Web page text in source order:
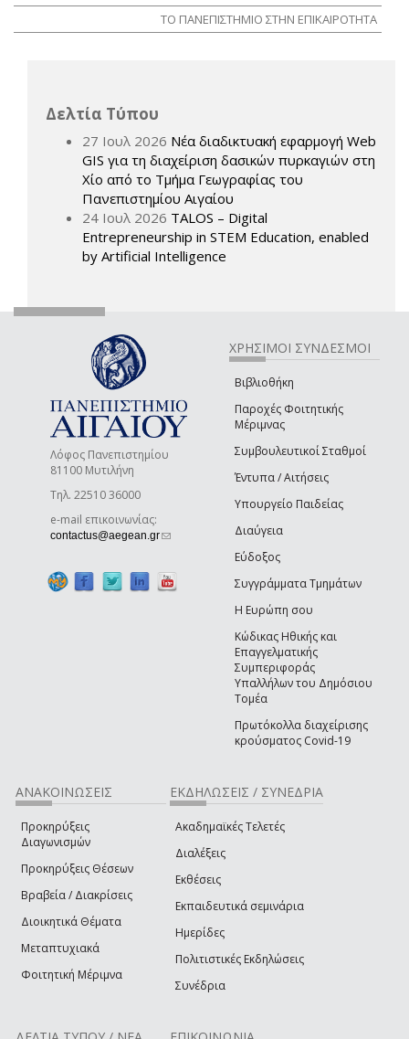
ΤΟ ΠΑΝΕΠΙΣΤΗΜΙΟ ΣΤΗΝ ΕΠΙΚΑΙΡΟΤΗΤΑ
Δελτία Τύπου
27 Ιουλ 2026 Νέα διαδικτυακή εφαρμογή Web
GIS για τη διαχείριση δασικών πυρκαγιών στη
Χίο από το Τμήμα Γεωγραφίας του
Πανεπιστημίου Αιγαίου
24 Ιουλ 2026 TALOS – Digital
Entrepreneurship in STEM Education, enabled
by Artificial Intelligence
Λόφος Πανεπιστημίου
81100 Μυτιλήνη
Τηλ. 22510 36000
e-mail επικοινωνίας:
contactus@aegean.gr(link sends e-mail)
ΧΡΗΣΙΜΟΙ ΣΥΝΔΕΣΜΟΙ
Βιβλιοθήκη
Παροχές Φοιτητικής
Μέριμνας
Συμβουλευτικοί Σταθμοί
Έντυπα / Αιτήσεις
Υπουργείο Παιδείας
Διαύγεια
Εύδοξος
Συγγράμματα Τμημάτων
Η Ευρώπη σου
Κώδικας Ηθικής και
Επαγγελματικής
Συμπεριφοράς
Υπαλλήλων του Δημόσιου
Τομέα
Πρωτόκολλα διαχείρισης
κρούσματος Covid-19
ΑΝΑΚΟΙΝΩΣΕΙΣ
Προκηρύξεις
Διαγωνισμών
Προκηρύξεις Θέσεων
Βραβεία / Διακρίσεις
Διοικητικά Θέματα
Μεταπτυχιακά
Φοιτητική Μέριμνα
ΕΚΔΗΛΩΣΕΙΣ / ΣΥΝΕΔΡΙΑ
Ακαδημαϊκές Τελετές
Διαλέξεις
Εκθέσεις
Εκπαιδευτικά σεμινάρια
Ημερίδες
Πολιτιστικές Εκδηλώσεις
Συνέδρια